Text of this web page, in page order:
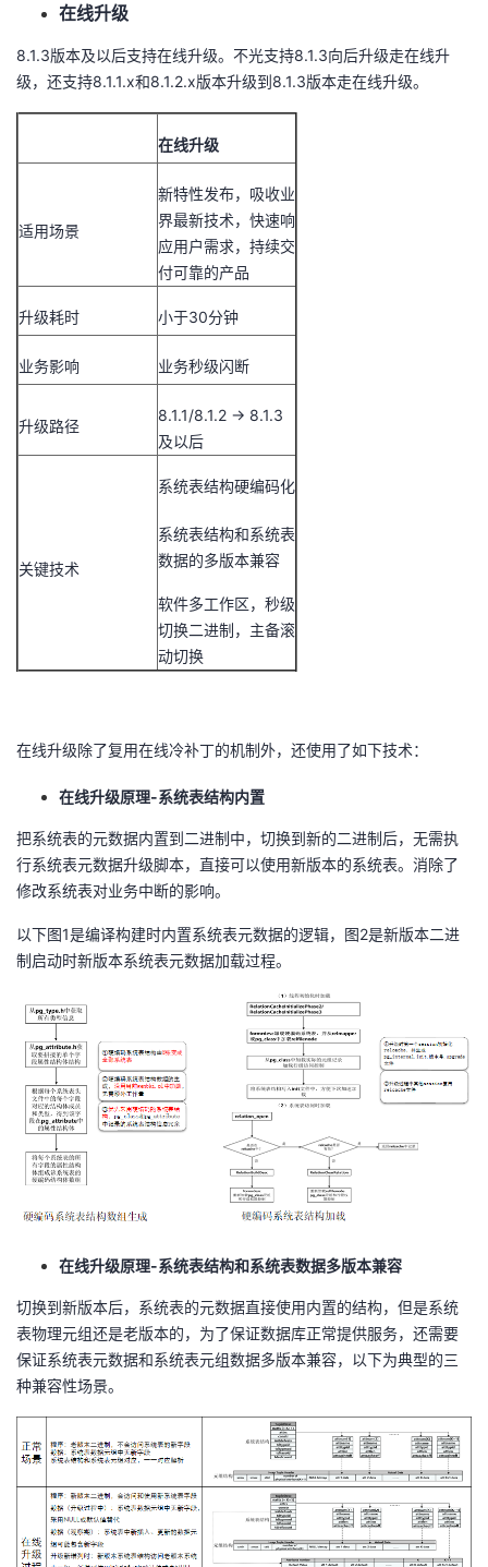
在线升级
8.1.3版本及以后支持在线升级。不光支持8.1.3向后升级走在线升
级，还支持8.1.1.x和8.1.2.x版本升级到8.1.3版本走在线升级。
在线升级
适用场景
新特性发布，吸收业
界最新技术，快速响
应用户需求，持续交
付可靠的产品
升级耗时 小于30分钟
业务影响 业务秒级闪断
升级路径
8.1.1/8.1.2 -> 8.1.3
及以后
关键技术
系统表结构硬编码化
系统表结构和系统表
数据的多版本兼容
软件多工作区，秒级
切换二进制，主备滚
动切换
在线升级除了复用在线冷补丁的机制外，还使用了如下技术：
在线升级原理-系统表结构内置
把系统表的元数据内置到二进制中，切换到新的二进制后，无需执
行系统表元数据升级脚本，直接可以使用新版本的系统表。消除了
修改系统表对业务中断的影响。
以下图1是编译构建时内置系统表元数据的逻辑，图2是新版本二进
制启动时新版本系统表元数据加载过程。
在线升级原理-系统表结构和系统表数据多版本兼容
切换到新版本后，系统表的元数据直接使用内置的结构，但是系统
表物理元组还是老版本的，为了保证数据库正常提供服务，还需要
保证系统表元数据和系统表元组数据多版本兼容，以下为典型的三
种兼容性场景。